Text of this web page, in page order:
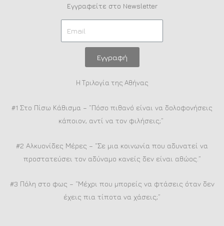
Εγγραφείτε στο Newsletter
Εγγραφή
Η Τριλογία της Αθήνας
#1 Στο Πίσω Κάθισμα – “Πόσο πιθανό είναι να δολοφονήσεις
κάποιον, αντί να τον φιλήσεις;”
#2 Αλκυονίδες Μέρες – “Σε μια κοινωνία που αδυνατεί να
προστατεύσει τον αδύναμο κανείς δεν είναι αθώος.”
#3 Πόλη στο φως – “Μέχρι που μπορείς να φτάσεις όταν δεν
έχεις πια τίποτα να χάσεις;”